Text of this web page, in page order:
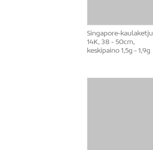
Singapore-kaulaketju
14K, 38 - 50cm,
keskipaino 1,5g - 1,9g